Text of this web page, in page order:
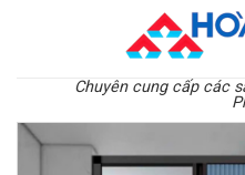
Chuyên cung cấp các